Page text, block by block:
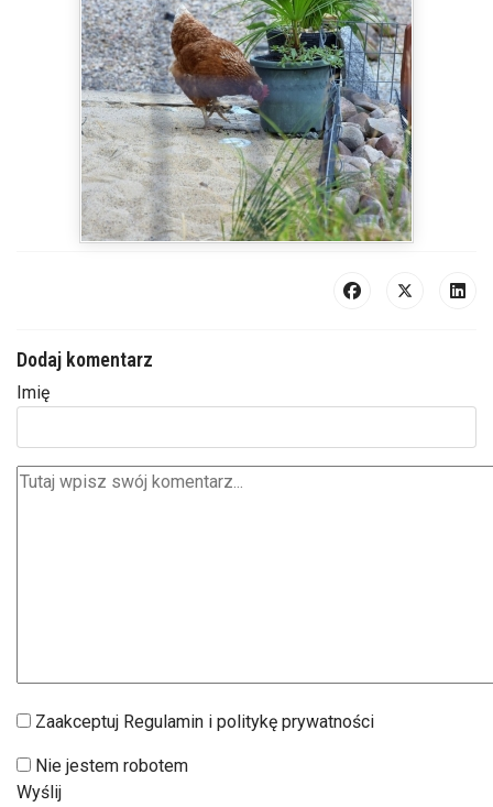
Dodaj komentarz
Imię
Zaakceptuj Regulamin i politykę prywatności
Nie jestem robotem
Wyślij